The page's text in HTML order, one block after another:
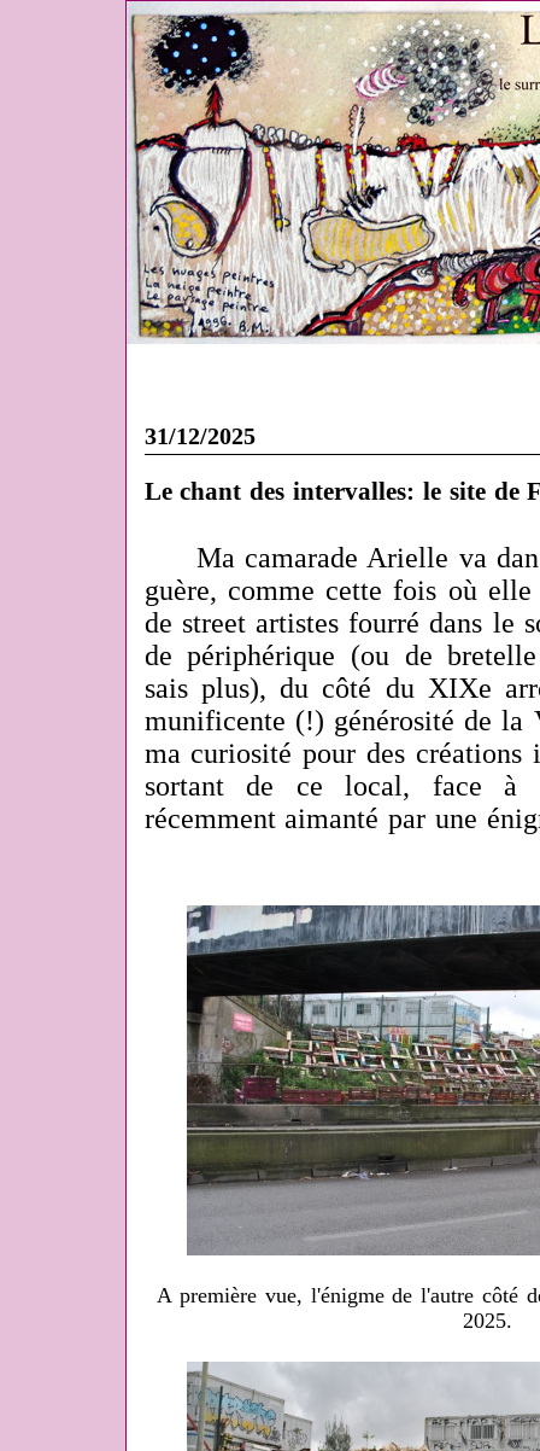
31/12/2025
Le chant des intervalles: le site de
Ma camarade Arielle va
guère, comme cette fois où
de street artistes fourré dans le
de périphérique (ou de
sais plus), du côté du XIXe
munificente (!) générosité de
ma curiosité pour des
sortant de ce local, face à
récemment aimanté par une
A première vue, l'énigme de l'autre côté
2025.